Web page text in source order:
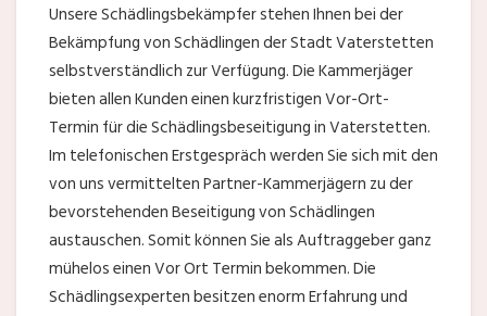
Unsere Schädlingsbekämpfer stehen Ihnen bei der
Bekämpfung von Schädlingen der Stadt Vaterstetten
selbstverständlich zur Verfügung. Die Kammerjäger
bieten allen Kunden einen kurzfristigen Vor-Ort-
Termin für die Schädlingsbeseitigung in Vaterstetten.
Im telefonischen Erstgespräch werden Sie sich mit den
von uns vermittelten Partner-Kammerjägern zu der
bevorstehenden Beseitigung von Schädlingen
austauschen. Somit können Sie als Auftraggeber ganz
mühelos einen Vor Ort Termin bekommen. Die
Schädlingsexperten besitzen enorm Erfahrung und